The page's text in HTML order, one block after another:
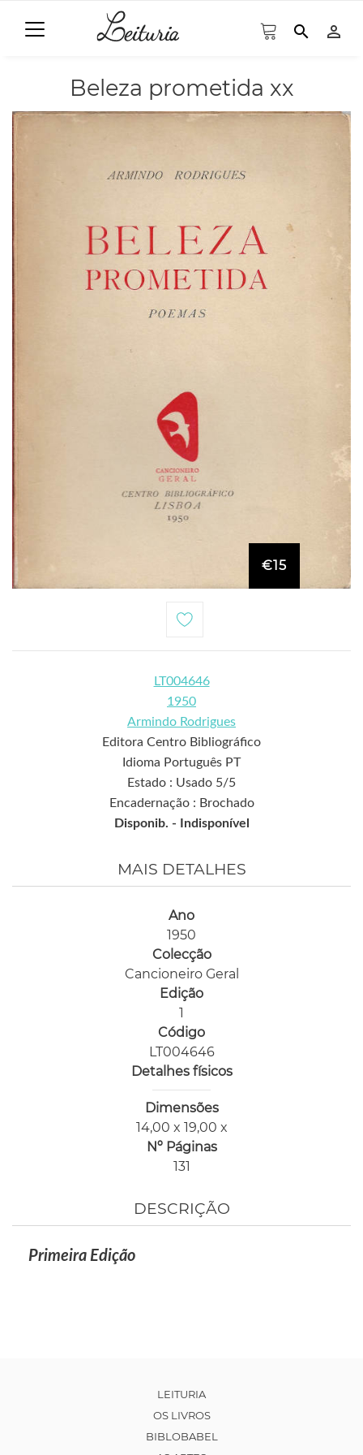
search person_outline
Beleza prometida xx
€15
LT004646
1950
Armindo Rodrigues
Editora Centro Bibliográfico
Idioma Português PT
Estado : Usado 5/5
Encadernação : Brochado
Disponib. -
Indisponível
MAIS DETALHES
Ano
1950
Colecção
Cancioneiro Geral
Edição
1
Código
LT004646
Detalhes físicos
Dimensões
14,00 x 19,00 x
Nº Páginas
131
DESCRIÇÃO
Primeira Edição
LEITURIA
OS LIVROS
BIBLOBABEL